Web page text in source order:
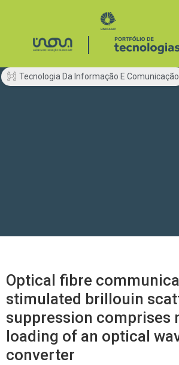
Tecnologia Da Informação E Comunicação
Optical fibre
stimulated brillouin
suppression comprises
loading of an optical
converter